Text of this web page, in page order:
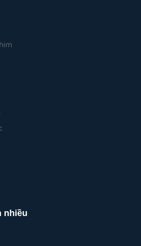
nhiều